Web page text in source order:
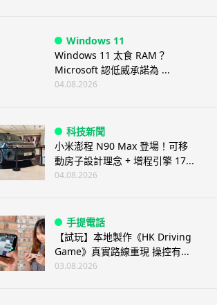
Windows 11
Windows 11 太食 RAM？
Microsoft 認低威承諾為 ...
04.08.2026
科技新聞
小米澎程 N90 Max 登場！可移
動房子設計理念 + 增程引擎 17...
04.08.2026
手提電話
【試玩】本地製作《HK Driving
Game》真實路線重現 操控有...
03.08.2026